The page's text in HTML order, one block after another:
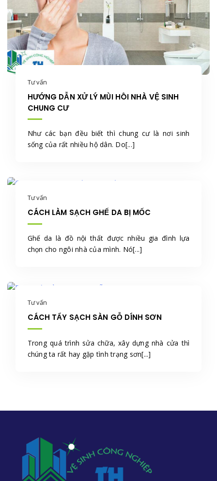
Tư vấn
HƯỚNG DẪN XỬ LÝ MÙI HÔI NHÀ VỆ SINH
CHUNG CƯ
Như các bạn đều biết thì chung cư là nơi sinh
sống của rất nhiều hộ dân. Do[...]
Tư vấn
CÁCH LÀM SẠCH GHẾ DA BỊ MỐC
Ghế da là đồ nội thất được nhiều gia đình lựa
chọn cho ngôi nhà của mình. Nó[...]
Tư vấn
CÁCH TẨY SẠCH SÀN GỖ DÍNH SƠN
Trong quá trình sửa chữa, xây dựng nhà cửa thì
chúng ta rất hay gặp tình trạng sơn[...]